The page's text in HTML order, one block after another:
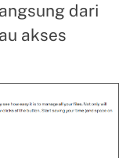
dari
akses